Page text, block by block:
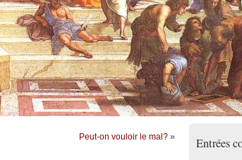
Peut-on vouloir le mal? » Entrées